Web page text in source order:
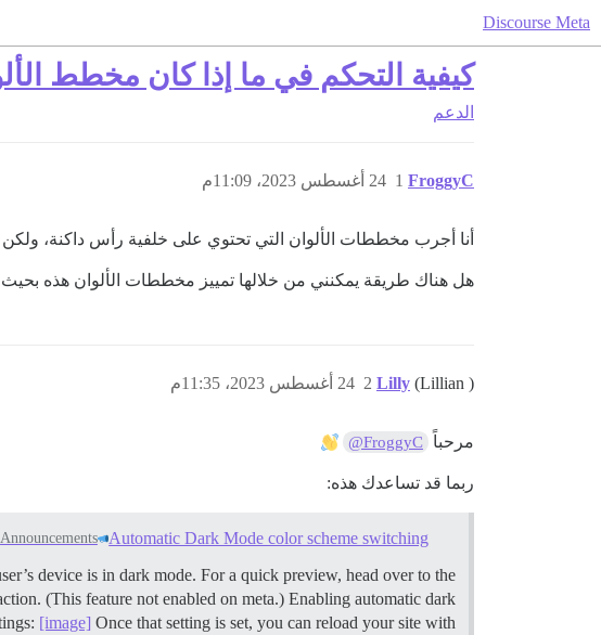
Discourse Meta
كيفية التحكم في ما إذا كان مخطط
الدعم
FroggyC 24 أغسطس 2023، 11:09م 1
أنا أجرب مخططات الألوان التي تحتوي على خلفية رأس داكنة،
هل هناك طريقة يمكنني من خلالها تمييز مخططات الألوان هذه
Lilly (Lillian ) 24 أغسطس 2023، 11:35م 2
مرحباً @FroggyC
ربما قد تساعدك هذه:
Automatic Dark Mode color scheme switching
Announcements
device is in dark mode. For a quick preview, head over to the
(This feature not enabled on meta.) Enabling automatic dark
[image] Once that setting is set, you can reload your site with